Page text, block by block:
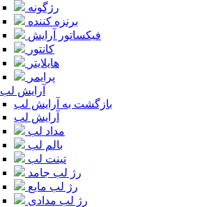
رژگونه
برنزه کننده
فیکساتور آرایش
کانتور
هایلایتر
پرایمر
آرایش لب
بازگشت به آرایش لب
آرایش لب
مداد لب
بالم لب
تینت لب
رژ لب جامد
رژ لب مایع
رژ لب مدادی